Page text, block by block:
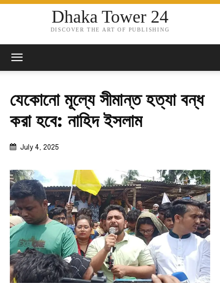
Dhaka Tower 24
DISCOVER THE ART OF PUBLISHING
যেকোনো মূল্যে সীমান্ত হত্যা বন্ধ
করা হবে: নাহিদ ইসলাম
July 4, 2025